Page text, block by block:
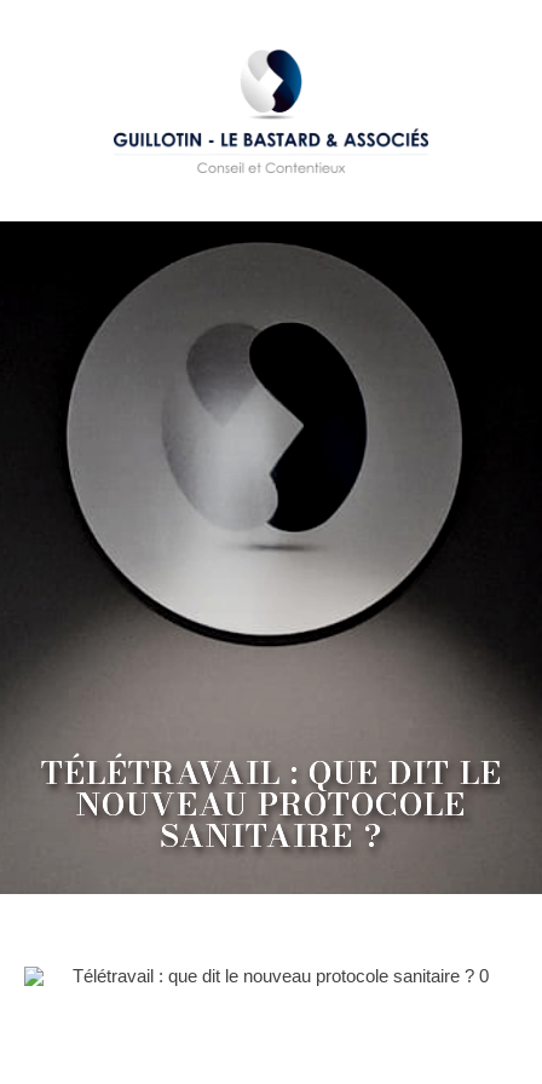
TÉLÉTRAVAIL : QUE DIT LE
NOUVEAU PROTOCOLE
SANITAIRE ?